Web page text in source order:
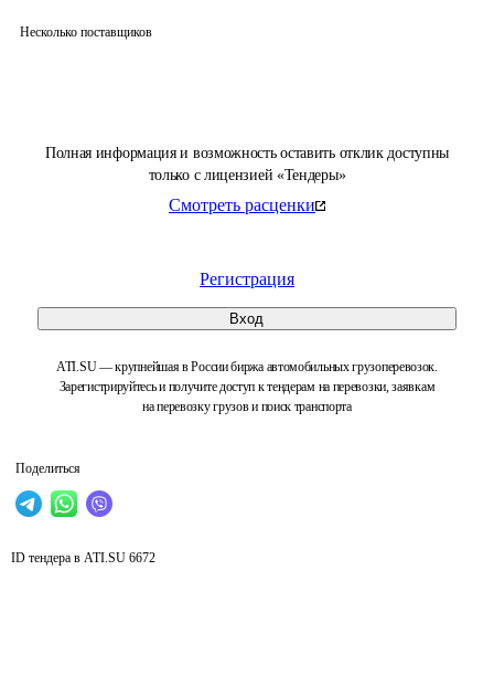
Полная информация и возможность оставить отклик доступны
только с лицензией «Тендеры»
Смотреть расценки
Регистрация
Вход
ATI.SU — крупнейшая в России биржа автомобильных грузоперевозок.
Зарегистрируйтесь и получите доступ к тендерам на перевозки, заявкам
на перевозку грузов и поиск транспорта
Поделиться
Несколько поставщиков
ID тендера в ATI.SU 6672